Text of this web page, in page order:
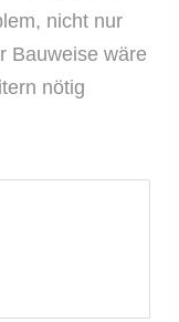
nicht nur
Bauweise wäre
nötig